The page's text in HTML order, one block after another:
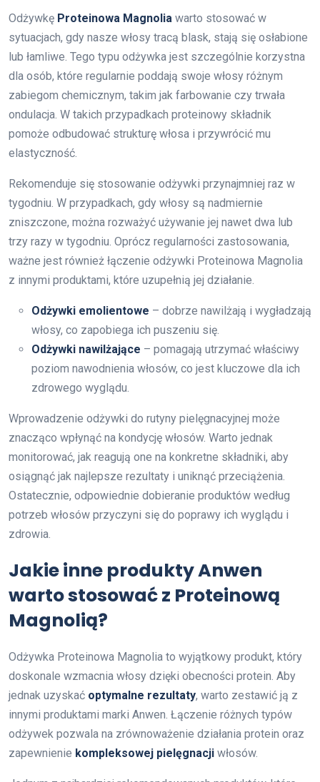
Odżywkę Proteinowa Magnolia warto stosować w
sytuacjach, gdy nasze włosy tracą blask, stają się osłabione
lub łamliwe. Tego typu odżywka jest szczególnie korzystna
dla osób, które regularnie poddają swoje włosy różnym
zabiegom chemicznym, takim jak farbowanie czy trwała
ondulacja. W takich przypadkach proteinowy składnik
pomoże odbudować strukturę włosa i przywrócić mu
elastyczność.
Rekomenduje się stosowanie odżywki przynajmniej raz w
tygodniu. W przypadkach, gdy włosy są nadmiernie
zniszczone, można rozważyć używanie jej nawet dwa lub
trzy razy w tygodniu. Oprócz regularności zastosowania,
ważne jest również łączenie odżywki Proteinowa Magnolia
z innymi produktami, które uzupełnią jej działanie.
Odżywki emolientowe – dobrze nawilżają i wygładzają
włosy, co zapobiega ich puszeniu się.
Odżywki nawilżające – pomagają utrzymać właściwy
poziom nawodnienia włosów, co jest kluczowe dla ich
zdrowego wyglądu.
Wprowadzenie odżywki do rutyny pielęgnacyjnej może
znacząco wpłynąć na kondycję włosów. Warto jednak
monitorować, jak reagują one na konkretne składniki, aby
osiągnąć jak najlepsze rezultaty i uniknąć przeciążenia.
Ostatecznie, odpowiednie dobieranie produktów według
potrzeb włosów przyczyni się do poprawy ich wyglądu i
zdrowia.
Jakie inne produkty Anwen
warto stosować z Proteinową
Magnolią?
Odżywka Proteinowa Magnolia to wyjątkowy produkt, który
doskonale wzmacnia włosy dzięki obecności protein. Aby
jednak uzyskać optymalne rezultaty, warto zestawić ją z
innymi produktami marki Anwen. Łączenie różnych typów
odżywek pozwala na zrównoważenie działania protein oraz
zapewnienie kompleksowej pielęgnacji włosów.